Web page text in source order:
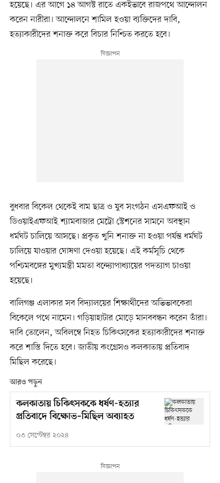
হয়েছে। এর আগে ১৪ আগস্ট রাতে একইভাবে রাজপথে আন্দোলন
করেন নারীরা। আন্দোলনে শামিল হওয়া ব্যক্তিদের দাবি,
হত্যাকারীদের শনাক্ত করে বিচার নিশ্চিত করতে হবে।
বুধবার বিকেল থেকেই বাম ছাত্র ও যুব সংগঠন এসএফআই ও
ডিওয়াইএফআই শ্যামবাজার মেট্রো স্টেশনের সামনে অবস্থান
ধর্মঘট চালিয়ে আসছে। প্রকৃত খুনি শনাক্ত না হওয়া পর্যন্ত ধর্মঘট
চালিয়ে যাওয়ার ঘোষণা দেওয়া হয়েছে। এই কর্মসূচি থেকে
পশ্চিমবঙ্গের মুখ্যমন্ত্রী মমতা বন্দ্যোপাধ্যায়ের পদত্যাগ চাওয়া
হয়েছে।
বালিগঞ্জ এলাকার সব বিদ্যালয়ের শিক্ষার্থীদের অভিভাবকেরা
বিকেলে পথে নামেন। গড়িয়াহাটার মোড়ে মানববন্ধন করেন তাঁরা।
দাবি তোলেন, অবিলম্বে নিহত চিকিৎসকের হত্যাকারীদের শনাক্ত
করে শাস্তি দিতে হবে। জাতীয় কংগ্রেসও কলকাতায় প্রতিবাদ
মিছিল করেছে।
আরও পড়ুন
কলকাতায় চিকিৎসককে ধর্ষণ-হত্যার
প্রতিবাদে বিক্ষোভ–মিছিল অব্যাহত
০৩ সেপ্টেম্বর ২০২৪